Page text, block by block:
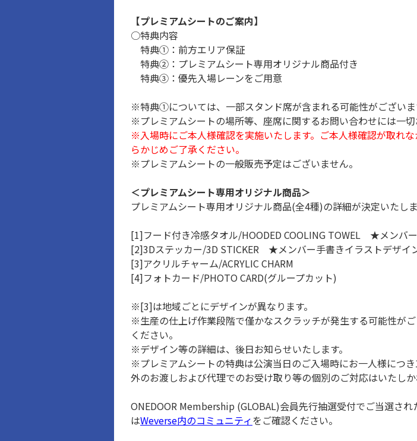
【プレミアムシートのご案内】
○特典内容
特典①：前方エリア保証
特典②：プレミアムシート専用オリジナル商品付き
特典③：優先入場レーンをご用意
※特典①については、一部スタンド席が含まれる可能性がございま
※プレミアムシートの場所等、座席に関するお問い合わせには一切
※入場時にご本人様確認を実施いたします。ご本人様確認が取れ
らかじめご了承ください。
※プレミアムシートの一般販売予定はございません。
＜プレミアムシート専用オリジナル商品＞
プレミアムシート専用オリジナル商品(全4種)の詳細が決定いたし
[1]フード付き冷感タオル/HOODED COOLING TOWEL ★メンバ
[2]3Dステッカー/3D STICKER ★メンバー手書きイラストデザイ
[3]アクリルチャーム/ACRYLIC CHARM
[4]フォトカード/PHOTO CARD(グループカット)
※[3]は地域ごとにデザインが異なります。
※生産の仕上げ作業段階で僅かなスクラッチが発生する可能性が
ください。
※デザイン等の詳細は、後日お知らせいたします。
※プレミアムシートの特典は公演当日のご入場時にお一人様につ
外のお渡しおよび代理でのお受け取り等の個別のご対応はいたし
ONEDOOR Membership (GLOBAL)会員先行抽選受付でご当選さ
はWeverse内のコミュニティをご確認ください。